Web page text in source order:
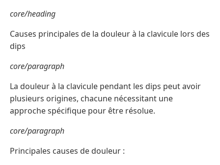
core/heading
Causes principales de la douleur à la clavicule lors des
dips
core/paragraph
La douleur à la clavicule pendant les dips peut avoir
plusieurs origines, chacune nécessitant une
approche spécifique pour être résolue.
core/paragraph
Principales causes de douleur :